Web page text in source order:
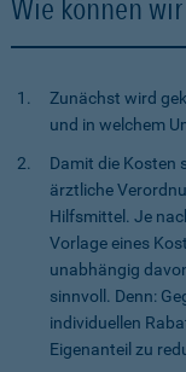
Wie können
Zunächst wird
und in welchem
Damit die Kosten
ärztliche
Hilfsmittel. Je
Vorlage eines
unabhängig
sinnvoll. Denn:
individuellen
Eigenanteil zu